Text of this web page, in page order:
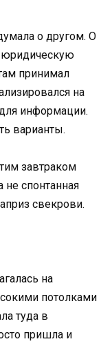
о другом. О
юридическую
принимал
на
информации.
варианты.
завтраком
не спонтанная
свекрови.
на
потолками
туда в
пришла и